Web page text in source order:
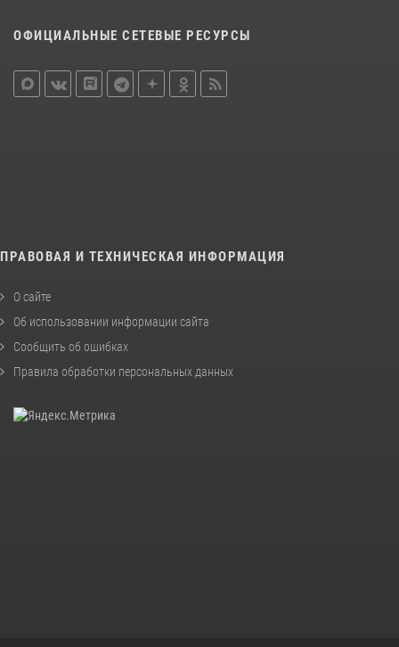
ОФИЦИАЛЬНЫЕ СЕТЕВЫЕ РЕСУРСЫ
ПРАВОВАЯ И ТЕХНИЧЕСКАЯ ИНФОРМАЦИЯ
О сайте
Об использовании информации сайта
Сообщить об ошибках
Правила обработки персональных данных